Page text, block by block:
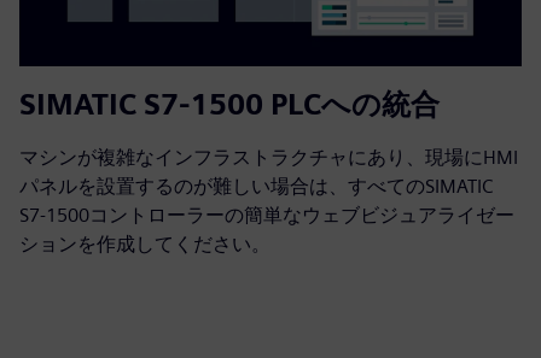
SIMATIC S7-1500 PLCへの統合
マシンが複雑なインフラストラクチャにあり、現場にHMI
パネルを設置するのが難しい場合は、すべてのSIMATIC
S7-1500コントローラーの簡単なウェブビジュアライゼー
ションを作成してください。